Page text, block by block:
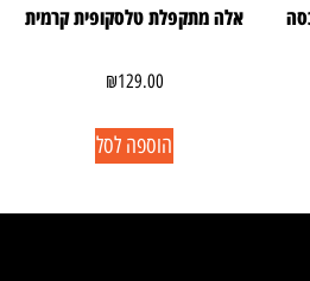
אלה מתקפלת טלסקופית קרמית
₪129.00
הוספה לסל